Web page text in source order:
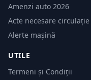
Amenzi auto 2026
Acte necesare circulație
Alerte mașină
UTILE
Termeni și Condiții